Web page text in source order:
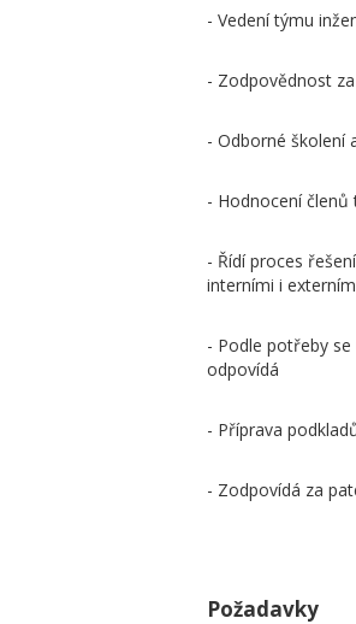
- Vedení týmu
- Zodpovědnost
- Odborné školení
- Hodnocení
- Řídí proces
interními i
- Podle potřeby
odpovídá
- Příprava
- Zodpovídá za
Požadavky